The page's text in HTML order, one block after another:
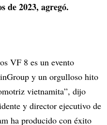
de 2023, agregó.
VF 8 es un evento
y un orgulloso hito
vietnamita”, dijo
y director ejecutivo de
ha producido con éxito